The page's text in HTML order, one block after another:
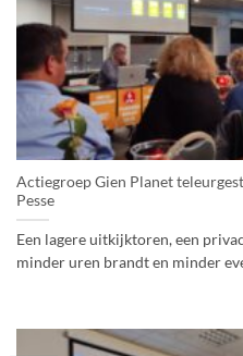
Actiegroep Gien Planet
Pesse
Een lagere uitkijktoren, een
minder uren brandt en minder